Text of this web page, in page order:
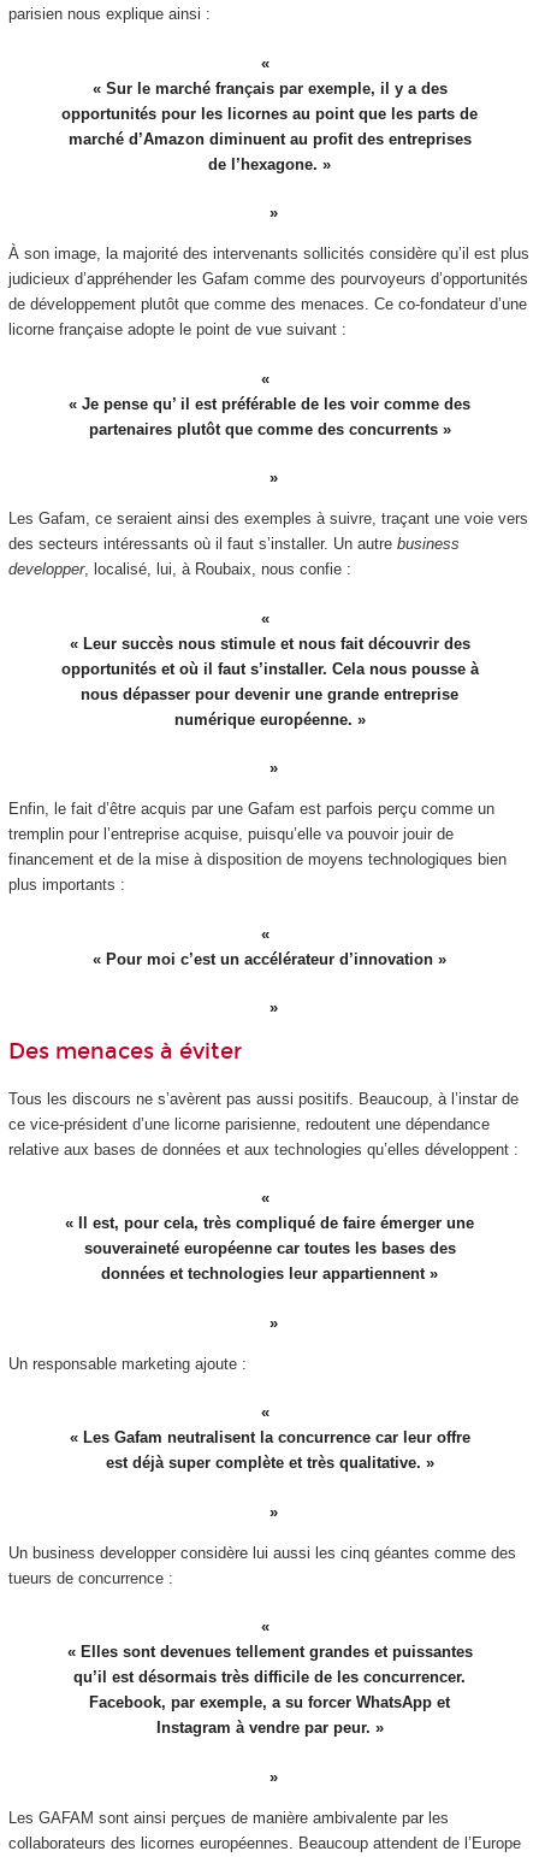
parisien nous explique ainsi :
« Sur le marché français par exemple, il y a des
opportunités pour les licornes au point que les parts de
marché d’Amazon diminuent au profit des entreprises
de l’hexagone. »
À son image, la majorité des intervenants sollicités considère qu’il est plus
judicieux d’appréhender les Gafam comme des pourvoyeurs d’opportunités
de développement plutôt que comme des menaces. Ce co-fondateur d’une
licorne française adopte le point de vue suivant :
« Je pense qu’ il est préférable de les voir comme des
partenaires plutôt que comme des concurrents »
Les Gafam, ce seraient ainsi des exemples à suivre, traçant une voie vers
des secteurs intéressants où il faut s’installer. Un autre business
developper, localisé, lui, à Roubaix, nous confie :
« Leur succès nous stimule et nous fait découvrir des
opportunités et où il faut s’installer. Cela nous pousse à
nous dépasser pour devenir une grande entreprise
numérique européenne. »
Enfin, le fait d’être acquis par une Gafam est parfois perçu comme un
tremplin pour l’entreprise acquise, puisqu’elle va pouvoir jouir de
financement et de la mise à disposition de moyens technologiques bien
plus importants :
« Pour moi c’est un accélérateur d’innovation »
Des menaces à éviter
Tous les discours ne s’avèrent pas aussi positifs. Beaucoup, à l’instar de
ce vice-président d’une licorne parisienne, redoutent une dépendance
relative aux bases de données et aux technologies qu’elles développent :
« Il est, pour cela, très compliqué de faire émerger une
souveraineté européenne car toutes les bases des
données et technologies leur appartiennent »
Un responsable marketing ajoute :
« Les Gafam neutralisent la concurrence car leur offre
est déjà super complète et très qualitative. »
Un business developper considère lui aussi les cinq géantes comme des
tueurs de concurrence :
« Elles sont devenues tellement grandes et puissantes
qu’il est désormais très difficile de les concurrencer.
Facebook, par exemple, a su forcer WhatsApp et
Instagram à vendre par peur. »
Les GAFAM sont ainsi perçues de manière ambivalente par les
collaborateurs des licornes européennes. Beaucoup attendent de l’Europe